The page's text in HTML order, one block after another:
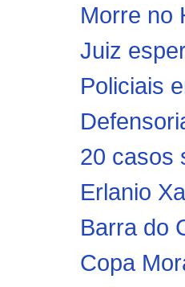
Morre no
Juiz
Policiais
20 casos
Erlanio
Barra do
Copa